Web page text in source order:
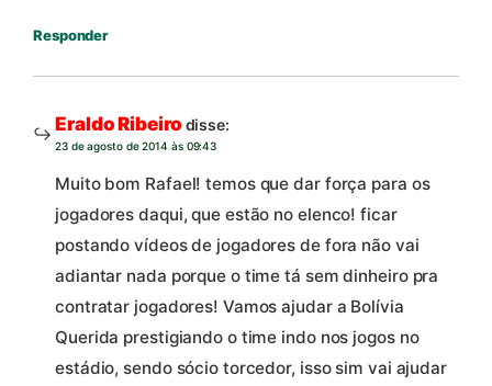
Responder
Eraldo Ribeiro disse:
23 de agosto de 2014 às 09:43
Muito bom Rafael! temos que dar força para os
jogadores daqui, que estão no elenco! ficar
postando vídeos de jogadores de fora não vai
adiantar nada porque o time tá sem dinheiro pra
contratar jogadores! Vamos ajudar a Bolívia
Querida prestigiando o time indo nos jogos no
estádio, sendo sócio torcedor, isso sim vai ajudar